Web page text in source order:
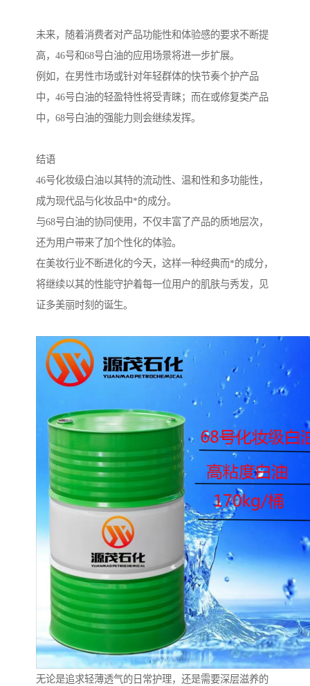
未来，随着消费者对产品功能性和体验感的要求不断提
高，46号和68号白油的应用场景将进一步扩展。
例如，在男性市场或针对年轻群体的快节奏个护产品
中，46号白油的轻盈特性将受青睐；而在或修复类产品
中，68号白油的强能力则会继续发挥。
结语
46号化妆级白油以其特的流动性、温和性和多功能性，
成为现代品与化妆品中*的成分。
与68号白油的协同使用，不仅丰富了产品的质地层次，
还为用户带来了加个性化的体验。
在美妆行业不断进化的今天，这样一种经典而*的成分，
将继续以其的性能守护着每一位用户的肌肤与秀发，见
证多美丽时刻的诞生。
无论是追求轻薄透气的日常护理，还是需要深层滋养的